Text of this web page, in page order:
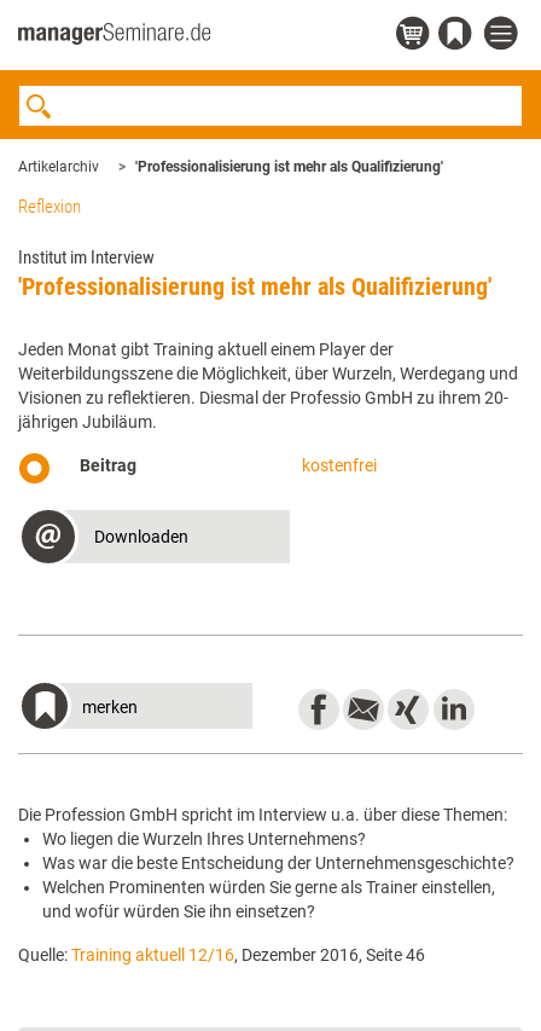
Artikelarchiv 'Professionalisierung ist mehr als Qualifizierung'
Reflexion
Institut im Interview
'Professionalisierung ist mehr als Qualifizierung'
Jeden Monat gibt Training aktuell einem Player der
Weiterbildungsszene die Möglichkeit, über Wurzeln, Werdegang und
Visionen zu reflektieren. Diesmal der Professio GmbH zu ihrem 20-
jährigen Jubiläum.
Beitrag kostenfrei
Downloaden
merken
Die Profession GmbH spricht im Interview u.a. über diese Themen:
Wo liegen die Wurzeln Ihres Unternehmens?
Was war die beste Entscheidung der Unternehmensgeschichte?
Welchen Prominenten würden Sie gerne als Trainer einstellen,
und wofür würden Sie ihn einsetzen?
Quelle:Training aktuell 12/16, Dezember 2016, Seite 46